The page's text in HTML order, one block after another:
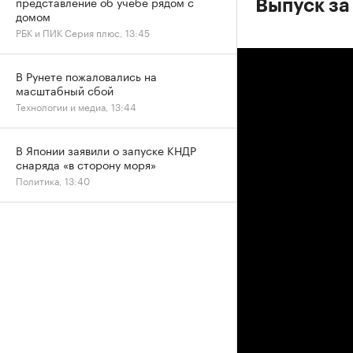
Выпуск
домом
РБК и ПИК Серия плюс, 13:45
В Рунете пожаловались на
масштабный сбой
Технологии и медиа, 13:44
В Японии заявили о запуске КНДР
снаряда «в сторону моря»
Политика, 13:40